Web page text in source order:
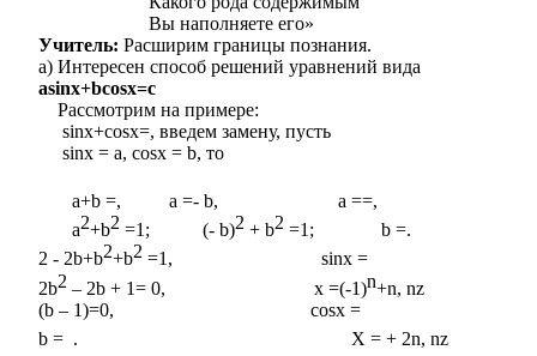
Вы наполняете его»
Учитель: Расширим границы познания.
а) Интересен способ решений уравнений вида
asinx+bcosx=с
Рассмотрим на примере:
sinx+cosx=, введем замену, пусть
sinx = a, cosx = b, то
a+b =, a =- b, a ==,
a2+b2 =1; (- b)2 + b2 =1; b =.
2 - 2b+b2+b2 =1, sinx =
2b2 – 2b + 1= 0, x =(-1)n+n, nz
(b – 1)=0, cosx =
b = . X = + 2n, nz